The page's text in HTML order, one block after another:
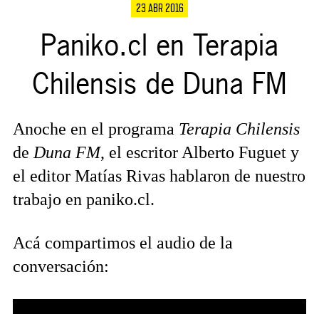
23 ABR 2016
Paniko.cl en Terapia
Chilensis de Duna FM
Anoche en el programa Terapia Chilensis
de Duna FM, el escritor Alberto Fuguet y
el editor Matías Rivas hablaron de nuestro
trabajo en paniko.cl.
Acá compartimos el audio de la
conversación: